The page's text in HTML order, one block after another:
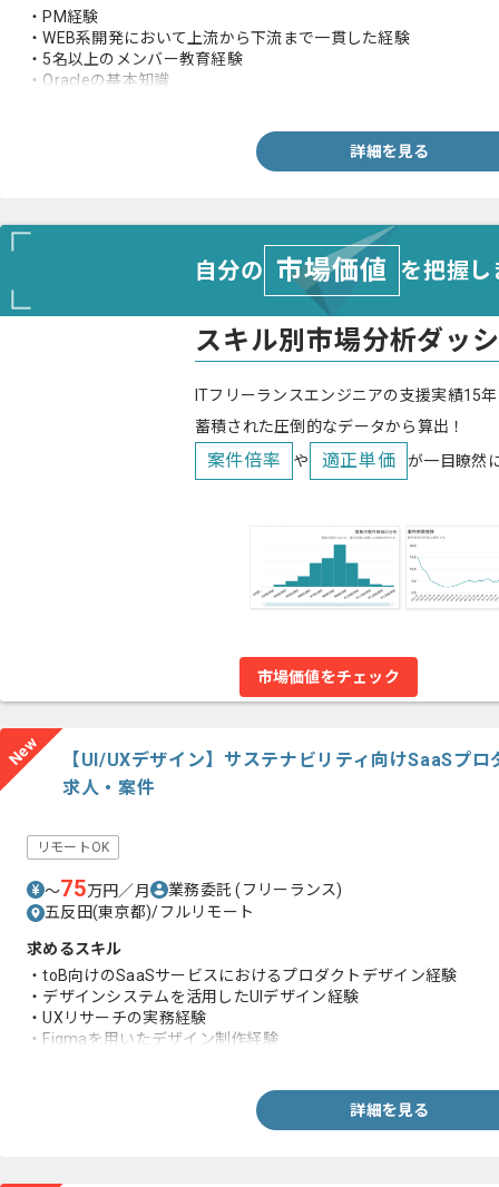
・PM経験
・WEB系開発において上流から下流まで一貫した経験
・5名以上のメンバー教育経験
・Oracleの基本知識
詳細を見る
自分の 市場価値 を把握
スキル別市場分析ダッ
ITフリーランスエンジニアの支援実績15
蓄積された圧倒的なデータから算出！
案件倍率 や 適正単価 が一目瞭然
市場価値をチェック
New
【UI/UXデザイン】サステナビリティ向けSaaSプ
求人・案件
リモートOK
〜75万円／月 業務委託(フリーランス)
五反田(東京都)/フルリモート
求めるスキル
・toB向けのSaaSサービスにおけるプロダクトデザイン経験
・デザインシステムを活用したUIデザイン経験
・UXリサーチの実務経験
・Figmaを用いたデザイン制作経験
詳細を見る